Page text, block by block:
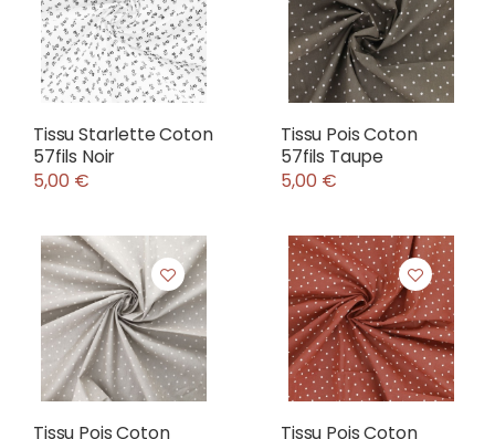
Tissu Starlette Coton
57fils Noir
5,00 €
Tissu Pois Coton
57fils Taupe
5,00 €
Tissu Pois Coton Tissu Pois Coton